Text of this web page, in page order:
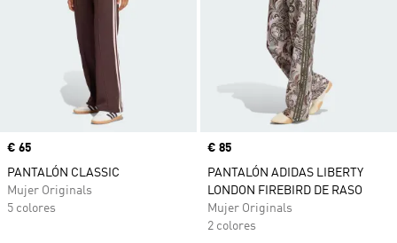
Precio
€ 65
PANTALÓN CLASSIC
Mujer Originals
5 colores
Precio
€ 85
PANTALÓN ADIDAS LIBERTY
LONDON FIREBIRD DE RASO
Mujer Originals
2 colores